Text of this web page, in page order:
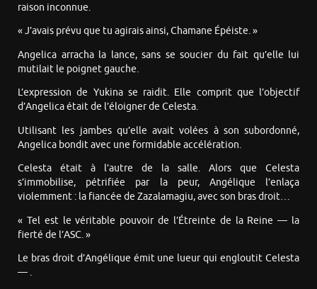
raison inconnue.
« J’avais prévu que tu agirais ainsi, Chamane Épéiste. »
Angelica arracha la lance, sans se soucier du fait qu’elle lui
mutilait le poignet gauche.
L’expression de Yukina se raidit. Elle comprit que l’objectif
d’Angelica était de l’éloigner de Celesta.
Utilisant les jambes qu’elle avait volées à son subordonné,
Angelica bondit avec une formidable accélération.
Celesta était à l’autre de la salle. Alors que Celesta
s’immobilise, pétrifiée par la peur, Angélique l’enlaça
violemment : la fiancée de Zazalamagiu, avec son bras droit…
« Tel est le véritable pouvoir de l’Étreinte de la Reine — la
fierté de l’ASC. »
Le bras droit d’Angélique émit une lueur qui engloutit Celesta
— .